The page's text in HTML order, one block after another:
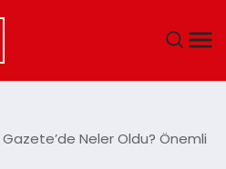
Neler Oldu? Önemli